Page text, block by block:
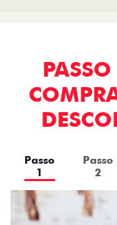
Passo
1
Passo
2